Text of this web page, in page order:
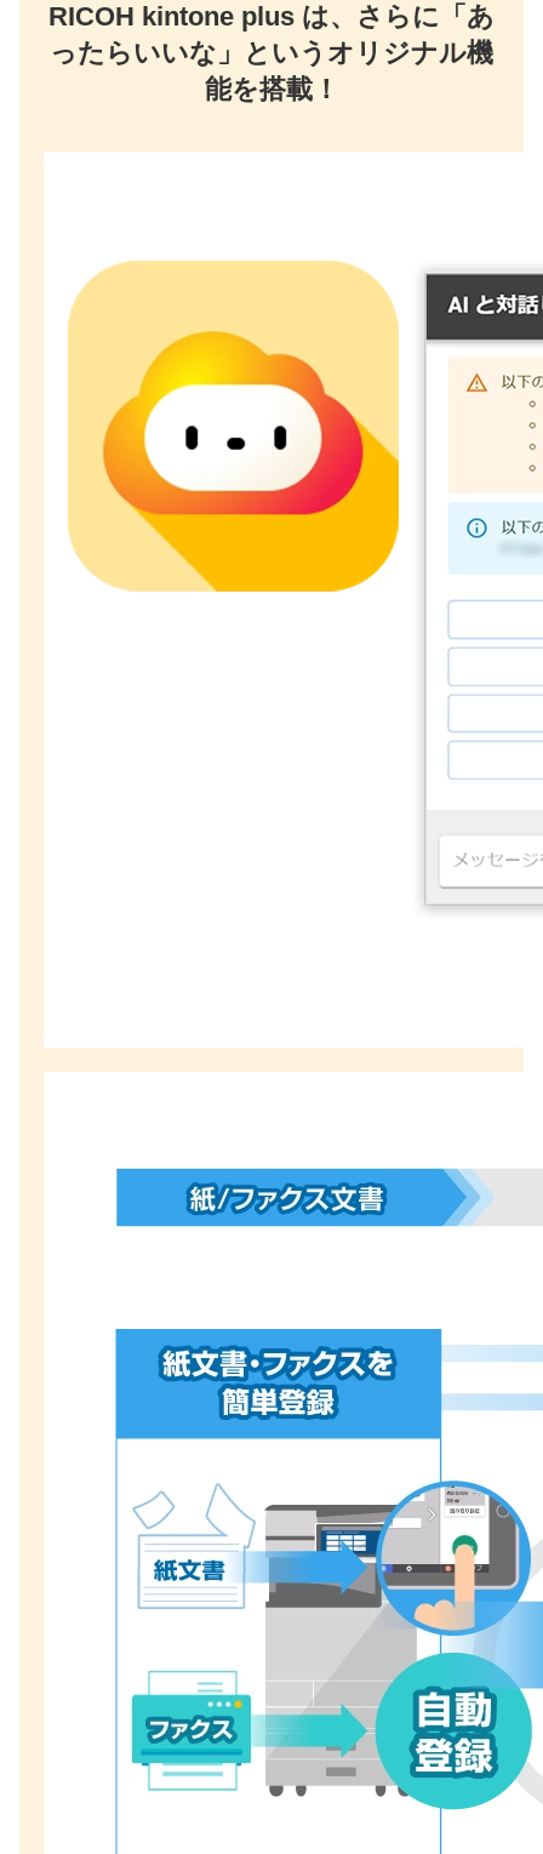
RICOH kintone plus は、さらに「あ
ったらいいな」というオリジナル機
能を搭載！